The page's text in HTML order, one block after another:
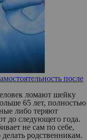
после
ломают шейку
65 лет, полностью
либо теряют
до следующего года.
не сам по себе,
родственникам.